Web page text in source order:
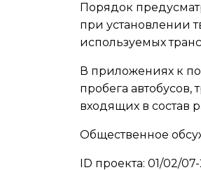
Порядок
при установлении
используемых
В приложениях к
пробега автобусов,
входящих в состав
Общественное
ID проекта: 01/02/